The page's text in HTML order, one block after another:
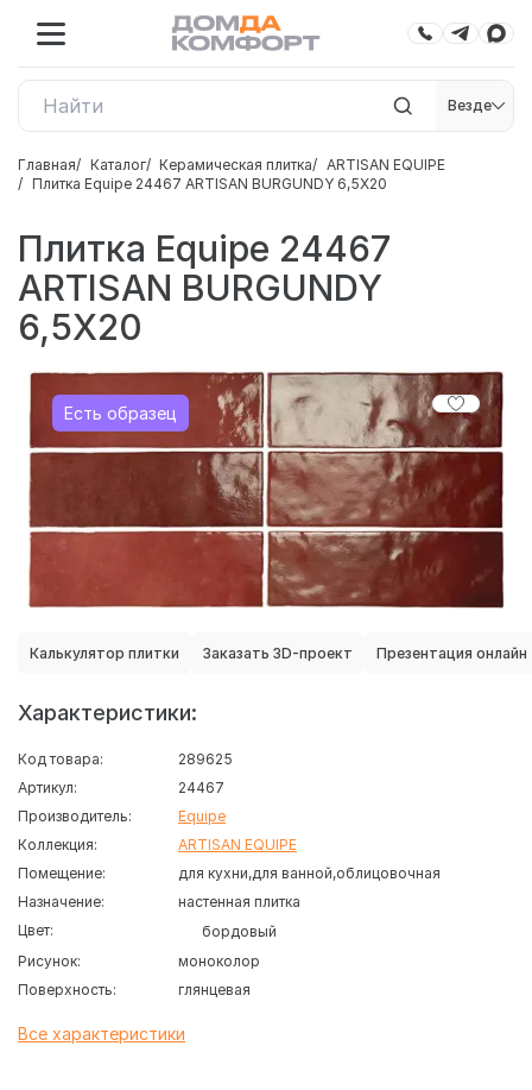
Везде
Главная Каталог Керамическая плитка
ARTISAN EQUIPE
Плитка Equipe 24467 ARTISAN BURGUNDY 6,5X20
Плитка Equipe 24467
ARTISAN BURGUNDY
6,5X20
Есть образец
Калькулятор плитки Заказать 3D-проект Презентация онлайн
Характеристики:
Код товара:
289625
Артикул:
24467
Производитель:
Equipe
Коллекция:
ARTISAN EQUIPE
Помещение:
для кухни для ванной облицовочная
Назначение:
настенная плитка
Цвет:
бордовый
Рисунок:
моноколор
Поверхность:
глянцевая
Все характеристики